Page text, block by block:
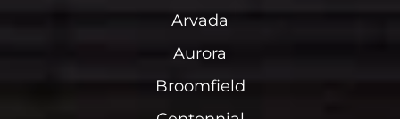
Arvada
Aurora
Broomfield